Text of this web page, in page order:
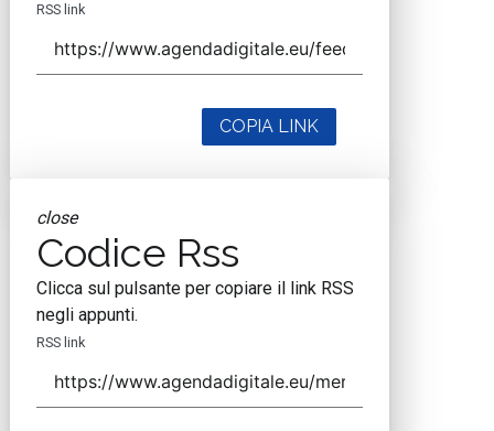
RSS link
COPIA LINK
close
Codice Rss
Clicca sul pulsante per copiare il link RSS
negli appunti.
RSS link